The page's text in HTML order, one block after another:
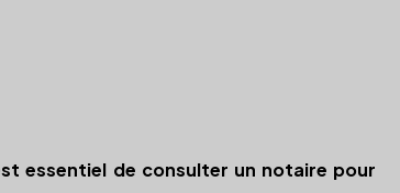
essentiel de consulter un notaire pour